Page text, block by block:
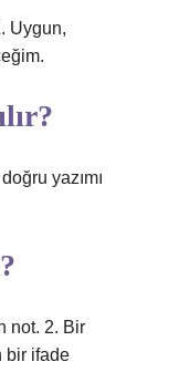
Uygun,
yazımı
not. 2. Bir
bir ifade